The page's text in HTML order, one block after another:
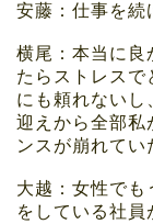
安藤：仕事を続
横尾：本当に良
たらストレスで
にも頼れないし
迎えから全部私
ンスが崩れてい
大越：女性でも
をしている社員